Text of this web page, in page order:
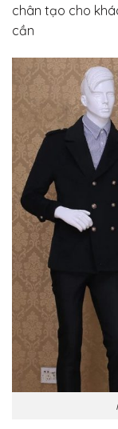
chân tạo cho
cần